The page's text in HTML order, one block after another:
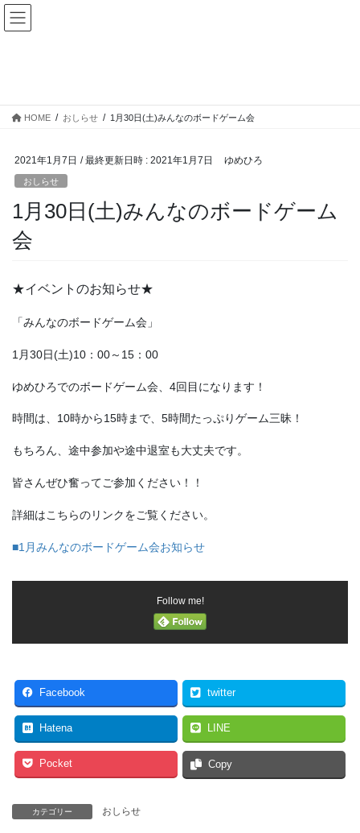
コ
ン
ス
ナ
ビ
ン
HOME おしらせ 1月30日(土)みんなのボードゲーム会
2021年1月7日 / 最終更新日時 : 2021年1月7日 ゆめひろ
おしらせ
1月30日(土)みんなのボードゲーム
会
★イベントのお知らせ★
「みんなのボードゲーム会」
1月30日(土)10：00～15：00
ゆめひろでのボードゲーム会、4回目になります！
時間は、10時から15時まで、5時間たっぷりゲーム三昧！
もちろん、途中参加や途中退室も大丈夫です。
皆さんぜひ奮ってご参加ください！！
詳細はこちらのリンクをご覧ください。
■1月みんなのボードゲーム会お知らせ
Follow me!
Facebook twitter
Hatena LINE
Pocket Copy
カテゴリー おしらせ